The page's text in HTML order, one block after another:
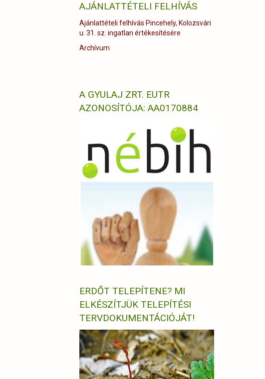
AJÁNLATTÉTELI FELHÍVÁS
Ajánlattételi felhívás Pincehely, Kolozsvári
u. 31. sz. ingatlan értékesítésére
Archívum
A GYULAJ ZRT. EUTR
AZONOSÍTÓJA: AA0170884
ERDŐT TELEPÍTENE? MI
ELKÉSZÍTJÜK TELEPÍTÉSI
TERVDOKUMENTÁCIÓJÁT!